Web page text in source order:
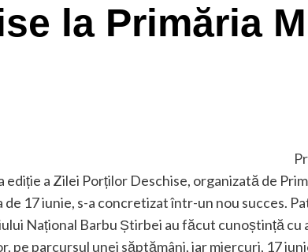
la Primăria
ediție a Zilei Porților Deschise, organizată de
de 17 iunie, s-a concretizat într-un nou succes.
Național Barbu Știrbei au făcut cunoștință cu
pe parcursul unei săptămâni, iar miercuri, 17